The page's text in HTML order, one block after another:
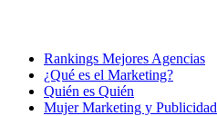
Rankings Mejores Agencias
¿Qué es el Marketing?
Quién es Quién
Mujer Marketing y Publicidad